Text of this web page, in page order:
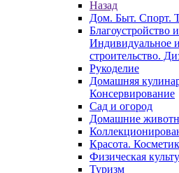
Назад
Дом. Быт. Спорт.
Благоустройство
Индивидуальное
строительство.
Рукоделие
Домашняя
Консервирование
Сад и огород
Домашние
Красота.
Физическая
Туризм